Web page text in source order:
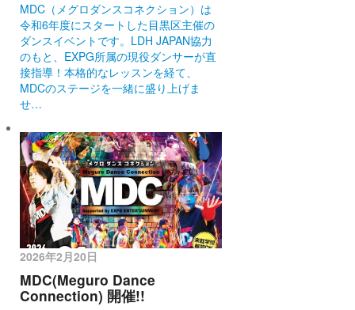
MDC（メグロダンスコネクション）は
令和6年度にスタートした目黒区主催の
ダンスイベントです。LDH JAPAN協力
のもと、EXPG所属の現役ダンサーが直
接指導！本格的なレッスンを経て、
MDCのステージを一緒に盛り上げま
せ…
2026年2月20日
MDC(Meguro Dance
Connection) 開催!!